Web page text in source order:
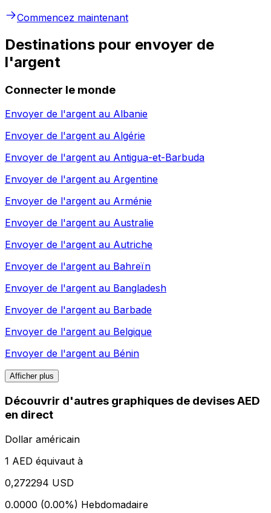
Commencez maintenant
Destinations pour envoyer de
l'argent
Connecter le monde
Envoyer de l'argent au Albanie
Envoyer de l'argent au Algérie
Envoyer de l'argent au Antigua-et-Barbuda
Envoyer de l'argent au Argentine
Envoyer de l'argent au Arménie
Envoyer de l'argent au Australie
Envoyer de l'argent au Autriche
Envoyer de l'argent au Bahreïn
Envoyer de l'argent au Bangladesh
Envoyer de l'argent au Barbade
Envoyer de l'argent au Belgique
Envoyer de l'argent au Bénin
Afficher plus
Découvrir d'autres graphiques de devises AED
en direct
Dollar américain
1 AED équivaut à
0,272294 USD
0.0000 (0.00%) Hebdomadaire